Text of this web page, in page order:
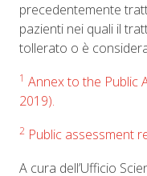
precedentemente
pazienti nei quali il
tollerato o è
1 Annex to the Public
2019).
2 Public assessment
A cura dell’Ufficio